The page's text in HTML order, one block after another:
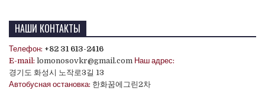
НАШИ КОНТАКТЫ
Телефон: +82 31 613-2416
E-mail: lomonosovkr@gmail.com Наш адрес:
경기도 화성시 노작로3길 13
Автобусная остановка: 한화꿈에그린2차